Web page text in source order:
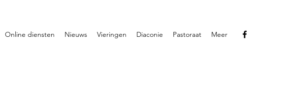
Online diensten Nieuws Vieringen Diaconie Pastoraat Meer